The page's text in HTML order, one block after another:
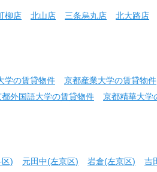
柳店 北山店 三条烏丸店 北大路店
学の賃貸物件
京都産業大学の賃貸物件
都外国語大学の賃貸物件
京都精華大学
) 元田中(左京区) 岩倉(左京区)
吉